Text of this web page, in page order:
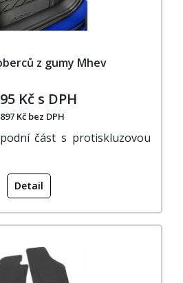
z gumy Mhev
Kč s DPH
Kč bez DPH
část s protiskluzovou
Detail